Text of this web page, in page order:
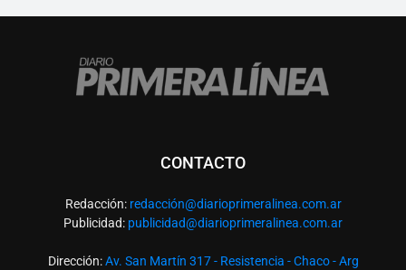
CONTACTO
Redacción: redacción@diarioprimeralinea.com.ar
Publicidad: publicidad@diarioprimeralinea.com.ar
Dirección:Av. San Martín 317 - Resistencia - Chaco - Arg